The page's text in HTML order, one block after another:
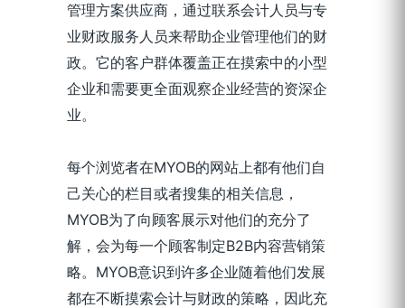
管理方案供应商，通过联系会计人员与专
业财政服务人员来帮助企业管理他们的财
政。它的客户群体覆盖正在摸索中的小型
企业和需要更全面观察企业经营的资深企
业。
每个浏览者在MYOB的网站上都有他们自
己关心的栏目或者搜集的相关信息，
MYOB为了向顾客展示对他们的充分了
解，会为每一个顾客制定B2B内容营销策
略。MYOB意识到许多企业随着他们发展
都在不断摸索会计与财政的策略，因此充